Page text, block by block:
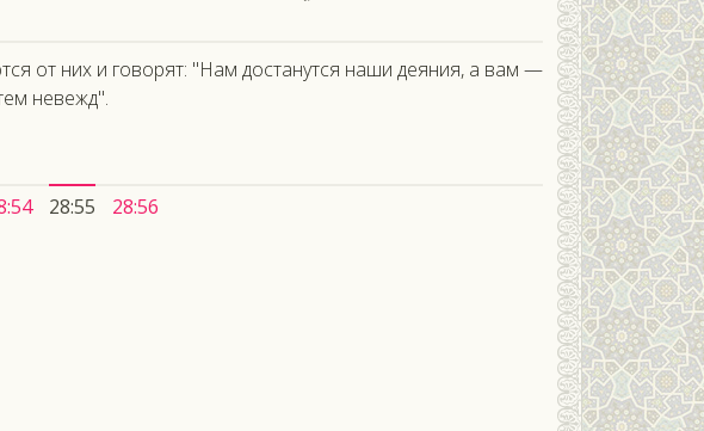
от них и говорят: "Нам достанутся наши деяния, а вам —
невежд".
28:55 28:56